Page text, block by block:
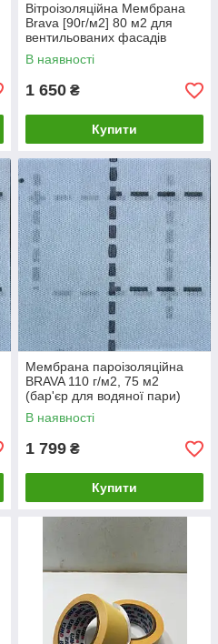
Вітроізоляційна Мембрана
Brava [90г/м2] 80 м2 для
вентильованих фасадів
В наявності
1 650 ₴
Купити
Мембрана пароізоляційна
BRAVA 110 г/м2, 75 м2
(бар'єр для водяної пари)
В наявності
1 799 ₴
Купити